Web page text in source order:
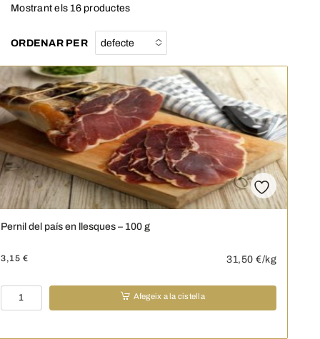
Mostrant els 16 productes
ORDENAR PER defecte
No options
to choose
Pernil del país en llesques – 100 g
3,15 € 31,50 €/kg
quantitat
de
Afegeix a la cistella